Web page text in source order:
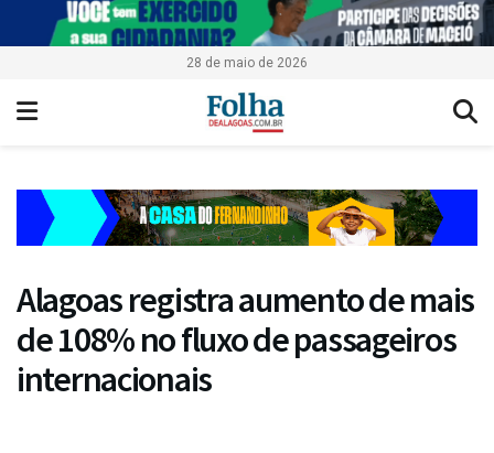
28 de maio de 2026
Alagoas registra aumento de mais
de 108% no fluxo de passageiros
internacionais